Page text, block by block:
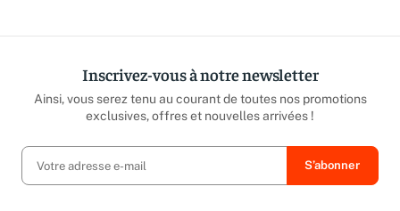
Inscrivez-vous à notre newsletter
Ainsi, vous serez tenu au courant de toutes nos promotions
exclusives, offres et nouvelles arrivées !